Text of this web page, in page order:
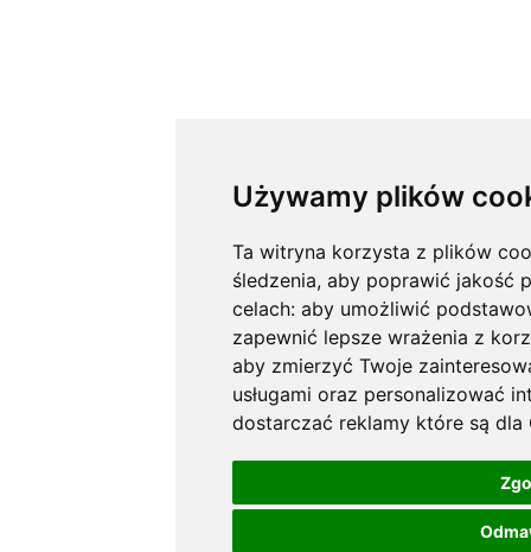
Używamy plików
Ta witryna korzysta z plików
śledzenia, aby poprawić jakość
celach: aby umożliwić
zapewnić lepsze wrażenia z
aby zmierzyć Twoje
usługami oraz personalizować
dostarczać reklamy które są